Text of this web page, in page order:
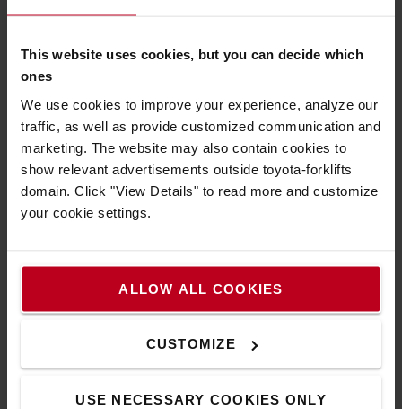
This website uses cookies, but you can decide which
ones
We use cookies to improve your experience, analyze our
traffic, as well as provide customized communication and
marketing. The website may also contain cookies to
show relevant advertisements outside toyota-forklifts
domain. Click "View Details" to read more and customize
your cookie settings.
ALLOW ALL COOKIES
CUSTOMIZE
USE NECESSARY COOKIES ONLY
Le toit de protection et le mât à grande visibilité donnent